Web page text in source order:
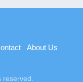
About Us
reserved.